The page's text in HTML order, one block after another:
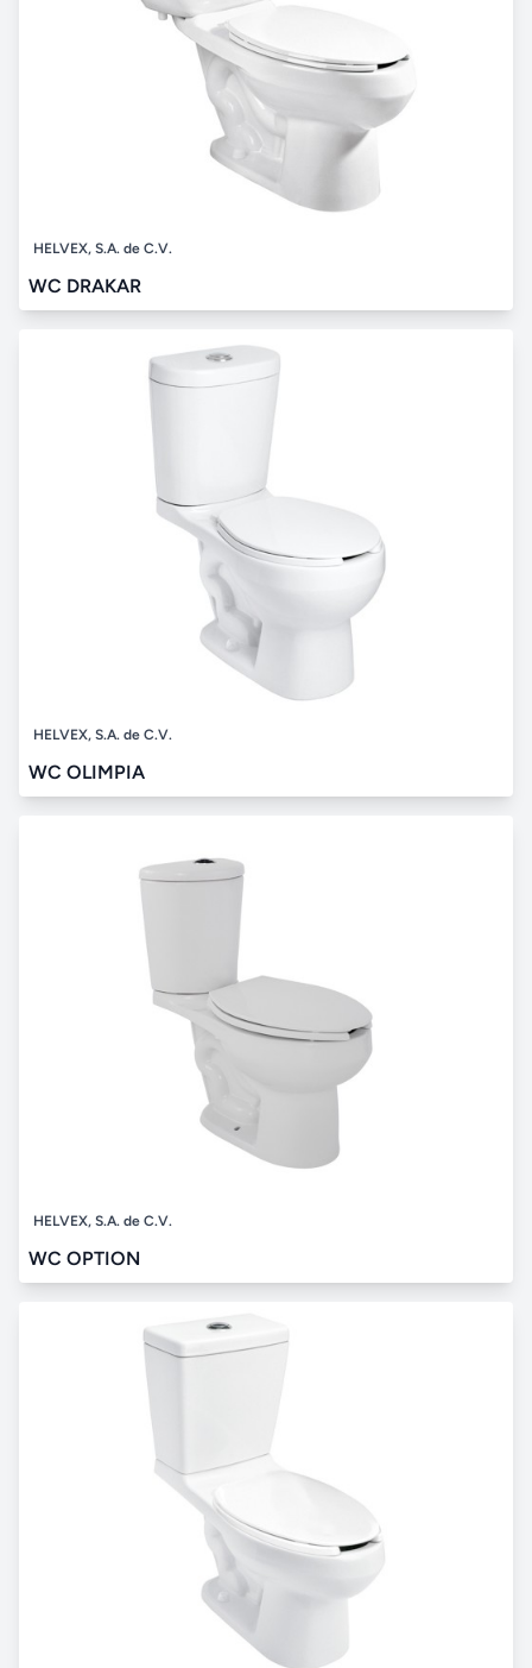
HELVEX, S.A. de C.V.
WC DRAKAR
HELVEX, S.A. de C.V.
WC OLIMPIA
HELVEX, S.A. de C.V.
WC OPTION